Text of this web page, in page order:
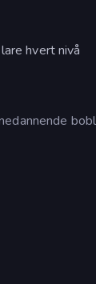
hvert nivå